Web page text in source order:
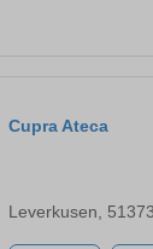
Cupra Ateca
Leverkusen, 51373